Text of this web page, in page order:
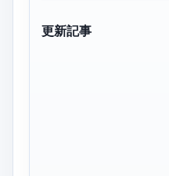
更新記事